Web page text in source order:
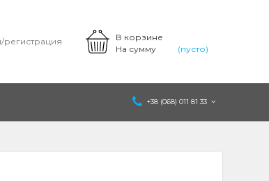
В корзине
На сумму
(пусто)
регистрация
+38 (068) 011 81 33